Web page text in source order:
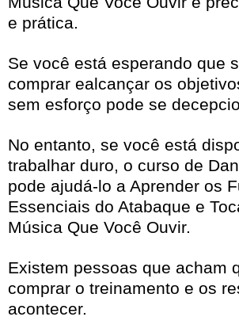
e prática.
Se você está esperando que
comprar ealcançar os
sem esforço pode se
No entanto, se você está
trabalhar duro, o curso de
pode ajudá-lo a Aprender os
Essenciais do Atabaque e
Música Que Você Ouvir.
Existem pessoas que acham
comprar o treinamento e os
acontecer.